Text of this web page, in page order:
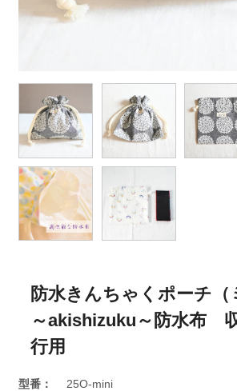
防水きんちゃくポーチ（
～akishizuku～防水布
行用
型番： 25O-mini